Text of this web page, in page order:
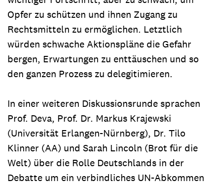
Opfer zu schützen und ihnen Zugang zu
Rechtsmitteln zu ermöglichen. Letztlich
würden schwache Aktionspläne die Gefahr
bergen, Erwartungen zu enttäuschen und so
den ganzen Prozess zu delegitimieren.
In einer weiteren Diskussionsrunde sprachen
Prof. Deva, Prof. Dr. Markus Krajewski
(Universität Erlangen-Nürnberg), Dr. Tilo
Klinner (AA) und Sarah Lincoln (Brot für die
Welt) über die Rolle Deutschlands in der
Debatte um ein verbindliches UN-Abkommen